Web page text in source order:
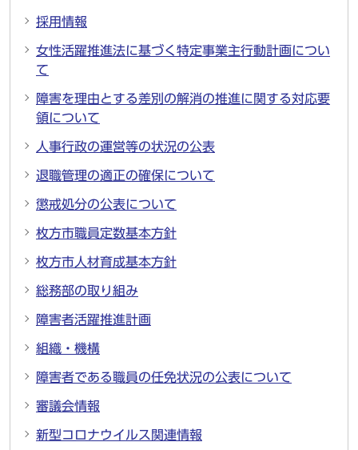
採用情報
女性活躍推進法に基づく特定事業主行動計画につい
て
障害を理由とする差別の解消の推進に関する対応要
領について
人事行政の運営等の状況の公表
退職管理の適正の確保について
懲戒処分の公表について
枚方市職員定数基本方針
枚方市人材育成基本方針
総務部の取り組み
障害者活躍推進計画
組織・機構
障害者である職員の任免状況の公表について
審議会情報
新型コロナウイルス関連情報